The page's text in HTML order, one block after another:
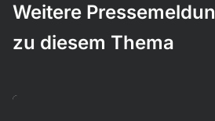
Weitere
zu diesem Thema